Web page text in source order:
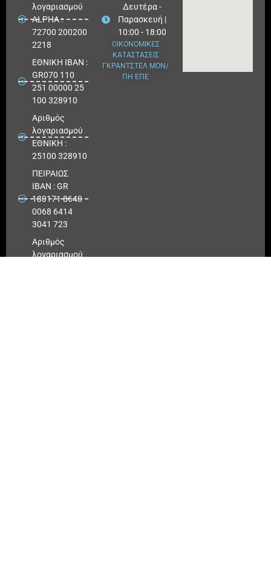
λογαριασμού
ALPHA :
72700 200200
2218
ΕΘΝΙΚΗ ΙΒΑΝ :
GR070 110
251 00000 25
100 328910
Αριθμός
λογαριασμού
ΕΘΝΙΚΗ :
25100 328910
ΠΕΙΡΑΙΩΣ
IBAN : GR
180171 8640
0068 6414
3041 723
Αριθμός
λογαριασμού
Δευτέρα -
Παρασκευή |
10:00 - 18:00
ΟΙΚΟΝΟΜΙΚΕΣ
ΚΑΤΑΣΤΑΣΕΙΣ
ΓΚΡΑΝΤΣΤΕΛ ΜΟΝ/
ΠΗ ΕΠΕ